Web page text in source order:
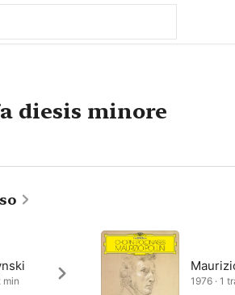
diesis minore
min 1976 · 1